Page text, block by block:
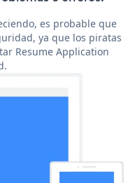
es probable que
ya que los piratas
Resume Application